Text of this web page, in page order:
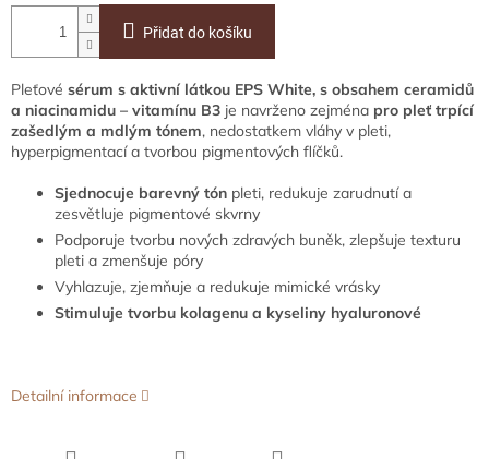
Přidat do košíku
Pleťové sérum s aktivní látkou EPS White, s obsahem ceramidů
a niacinamidu – vitamínu B3 je navrženo zejména pro pleť trpící
zašedlým a mdlým tónem, nedostatkem vláhy v pleti,
hyperpigmentací a tvorbou pigmentových flíčků.
Sjednocuje barevný tón pleti, redukuje zarudnutí a
zesvětluje pigmentové skvrny
Podporuje tvorbu nových zdravých buněk, zlepšuje texturu
pleti a zmenšuje póry
Vyhlazuje, zjemňuje a redukuje mimické vrásky
Stimuluje tvorbu kolagenu a kyseliny hyaluronové
Detailní informace